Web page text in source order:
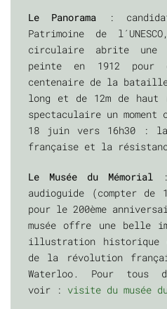
Le Panorama :
Patrimoine de
circulaire abrite une
peinte en 1912 pour
centenaire de la
long et de 12m de haut
spectaculaire un
18 juin vers 16h30 :
française et la
Le Musée du Mémorial :
audioguide (compter
pour le 200ème
musée offre une belle
illustration historique
de la révolution
Waterloo. Pour tous
voir : visite du musée